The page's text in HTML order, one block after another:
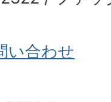
い合わせ